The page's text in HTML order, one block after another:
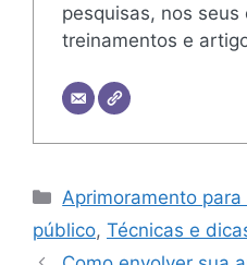
pesquisas, nos
treinamentos e
Categorias
Aprimoramento para
público, Técnicas e